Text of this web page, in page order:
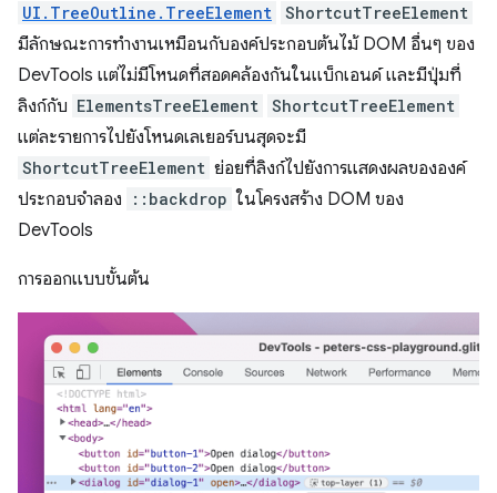
UI.TreeOutline.TreeElement ShortcutTreeElement
มีลักษณะการทำงานเหมือนกับองค์ประกอบต้นไม้ DOM อื่นๆ ของ
DevTools แต่ไม่มีโหนดที่สอดคล้องกันในแบ็กเอนด์ และมีปุ่มที่
ลิงก์กับ ElementsTreeElement ShortcutTreeElement
แต่ละรายการไปยังโหนดเลเยอร์บนสุดจะมี
ShortcutTreeElement ย่อยที่ลิงก์ไปยังการแสดงผลขององค์
ประกอบจำลอง
::backdrop ในโครงสร้าง DOM ของ
DevTools
การออกแบบขั้นต้น